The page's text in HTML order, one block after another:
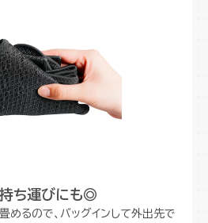
持ち運びにも◎
めるので、バッグインして外出先で